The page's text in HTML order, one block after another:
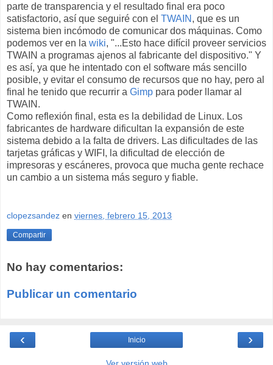
parte de transparencia y el resultado final era poco
satisfactorio, así que seguiré con el TWAIN , que es un
sistema bien incómodo de comunicar dos máquinas. Como
podemos ver en la wiki, "...Esto hace difícil proveer servicios
TWAIN a programas ajenos al fabricante del dispositivo." Y
es así, ya que he intentado con el software más sencillo
posible, y evitar el consumo de recursos que no hay, pero al
final he tenido que recurrir a Gimp para poder llamar al
TWAIN.
Como reflexión final, esta es la debilidad de Linux. Los
fabricantes de hardware dificultan la expansión de este
sistema debido a la falta de drivers. Las dificultades de las
tarjetas gráficas y WIFI, la dificultad de elección de
impresoras y escáneres, provoca que mucha gente rechace
un cambio a un sistema más seguro y fiable.
clopezsandez en viernes, febrero 15, 2013
Compartir
No hay comentarios:
Publicar un comentario
‹ ›
Inicio